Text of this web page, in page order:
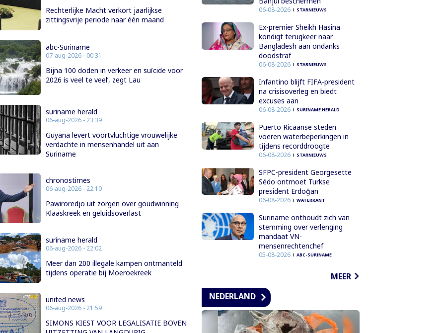
Rechterlijke Macht verkort jaarlijkse
zittingsvrije periode naar één maand
abc-Suriname
07-aug-2026 - 00:31
Bijna 100 doden in verkeer en suïcide voor
2026 is veel te veel’, zegt Lau
suriname herald
06-aug-2026 - 23:39
Guyana levert voortvluchtige vrouwelijke
verdachte in mensenhandel uit aan
Suriname
chronostimes
06-aug-2026 - 22:10
Pawiroredjo uit zorgen over goudwinning
Klaaskreek en geluidsoverlast
suriname herald
06-aug-2026 - 22:02
Meer dan 200 illegale kampen ontmanteld
tijdens operatie bij Moeroekreek
united news
06-aug-2026 - 21:59
SIMONS KIEST VOOR LEGALISATIE BOVEN
06-08-2026 STARNIEUWS
Ex-premier Sheikh Hasina
kondigt terugkeer naar
Bangladesh aan ondanks
doodstraf
06-08-2026 STARNIEUWS
Infantino blijft FIFA-president
na crisisoverleg en biedt
excuses aan
06-08-2026 SURINAME HERALD
Puerto Ricaanse steden
voeren waterbeperkingen in
tijdens recorddroogte
06-08-2026 STARNIEUWS
SFPC-president Georgesette
Sédo ontmoet Turkse
president Erdoğan
06-08-2026 WATERKANT
Suriname onthoudt zich van
stemming over verlenging
mandaat VN-
mensenrechtenchef
05-08-2026 ABC-SURINAME
MEER
NEDERLAND